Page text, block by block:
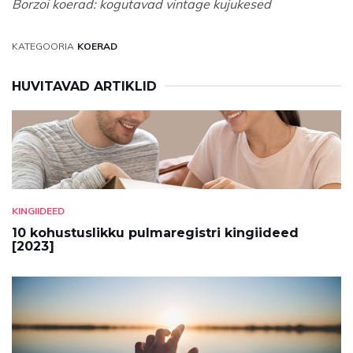
Borzoi koerad: kogutavad vintage kujukesed
KATEGOORIA KOERAD
HUVITAVAD ARTIKLID
KINGIIDEED
10 kohustuslikku pulmaregistri kingiideed
[2023]